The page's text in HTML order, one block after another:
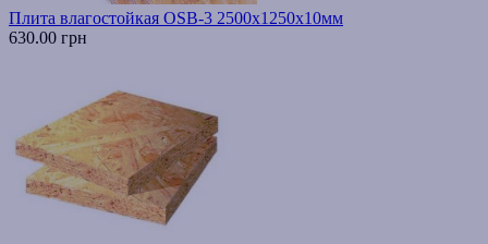
Плита влагостойкая OSB-3 2500х1250х10мм
630.00 грн